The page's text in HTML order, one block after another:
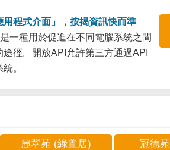
程式介面」，按揭資訊快而準
一種用於促進在不同電腦系統之間
徑。開放API允許第三方通過API
。
麗翠苑 (綠置居) 冠德